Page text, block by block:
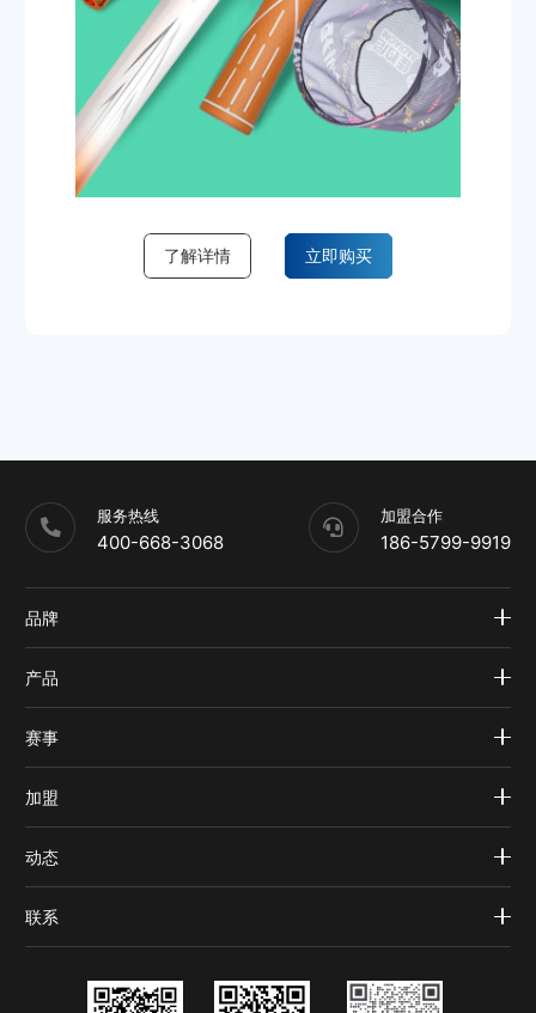
了解详情 立即购买
服务热线
400-668-3068
加盟合作
186-5799-9919
品牌
产品
赛事
加盟
动态
联系